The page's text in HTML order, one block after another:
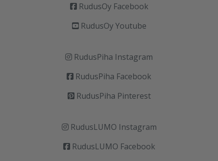
RudusOy Facebook
RudusOy Youtube
RudusPiha Instagram
RudusPiha Facebook
RudusPiha Pinterest
RudusLUMO Instagram
RudusLUMO Facebook